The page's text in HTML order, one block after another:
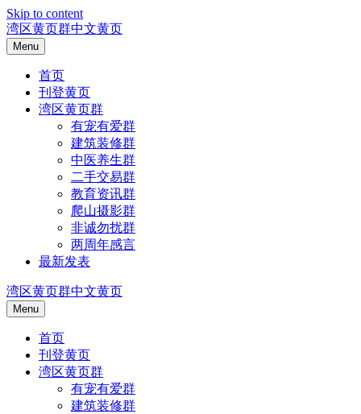
Skip to content
湾区黄页群中文黄页
Menu
首页
刊登黄页
湾区黄页群
有宠有爱群
建筑装修群
中医养生群
二手交易群
教育资讯群
爬山摄影群
非诚勿扰群
两周年感言
最新发表
湾区黄页群中文黄页
Menu
首页
刊登黄页
湾区黄页群
有宠有爱群
建筑装修群